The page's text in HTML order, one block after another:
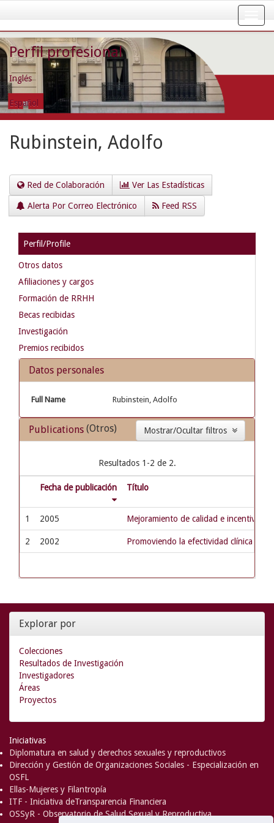
navigation
Perfil profesional
Inglés
Español
Rubinstein, Adolfo
Red de Colaboración Ver Las Estadísticas
Alerta Por Correo Electrónico Feed RSS
Perfil/Profile
Otros datos
Afiliaciones y cargos
Formación de RRHH
Becas recibidas
Investigación
Premios recibidos
Datos personales
Full Name Rubinstein, Adolfo
Publications (Otros)
Resultados 1-2 de 2.
Fecha de publicación Título
1 2005 Mejoramiento de calidad e incentivos
2 2002 Promoviendo la efectividad clínica
Explorar por
Colecciones
Resultados de Investigación
Investigadores
Áreas
Proyectos
Iniciativas
Diplomatura en salud y derechos sexuales y reproductivos
Dirección y Gestión de Organizaciones Sociales - Especialización en
OSFL
Ellas-Mujeres y Filantropía
ITF - Iniciativa deTransparencia Financiera
OSSyR - Observatorio de Salud Sexual y Reproductiva